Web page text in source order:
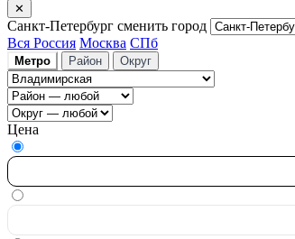
✕
Санкт-Петербург сменить город
Вся Россия Москва СПб
Метро Район Округ
Цена